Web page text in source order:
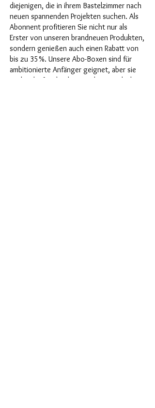
diejenigen, die in ihrem Bastelzimmer nach
neuen spannenden Projekten suchen. Als
Abonnent profitieren Sie nicht nur als
Erster von unseren brandneuen Produkten,
sondern genießen auch einen Rabatt von
bis zu 35%. Unsere Abo-Boxen sind für
ambitionierte Anfänger geignet, aber sie
sind nicht für absolute Neulinge gedacht.